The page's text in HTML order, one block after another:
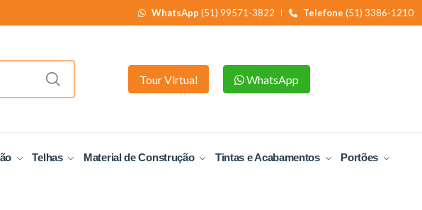
WhatsApp (51) 99571-3822 Telefone (51) 3386-1210
Tour Virtual WhatsApp
Telhas Material de Construção Tintas e Acabamentos Portões